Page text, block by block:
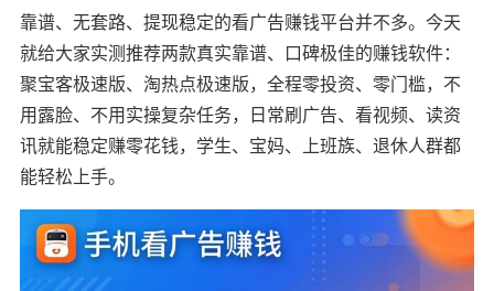
靠谱、无套路、提现稳定的看广告赚钱平台并不多。今天
就给大家实测推荐两款真实靠谱、口碑极佳的赚钱软件：
聚宝客极速版、淘热点极速版，全程零投资、零门槛，不
用露脸、不用实操复杂任务，日常刷广告、看视频、读资
讯就能稳定赚零花钱，学生、宝妈、上班族、退休人群都
能轻松上手。